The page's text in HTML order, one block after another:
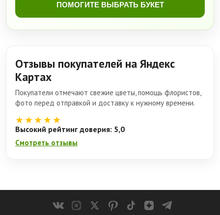
ПОМОГИТЕ ВЫБРАТЬ БУКЕТ
Отзывы покупателей на Яндекс
Картах
Покупатели отмечают свежие цветы, помощь флористов,
фото перед отправкой и доставку к нужному времени.
★★★★★
Высокий рейтинг доверия: 5,0
Смотреть отзывы